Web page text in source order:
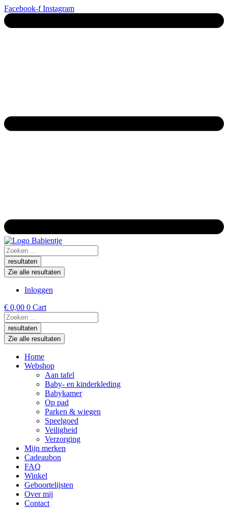
Ga
naar
de
Facebook-f Instagram
Search
...resultaten
Zie alle resultaten
Inloggen
€ 0,00 0 Cart
Search
...resultaten
Zie alle resultaten
Home
Webshop
Aan tafel
Baby- en kinderkleding
Babykamer
Op pad
Parken & wiegen
Speelgoed
Veiligheid
Verzorging
Mijn merken
Cadeaubon
FAQ
Winkel
Geboortelijsten
Over mij
Contact